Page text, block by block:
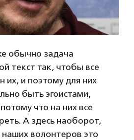
обычно задача
текст так, чтобы все
их, и поэтому для них
быть эгоистами,
что на них все
А здесь наоборот,
наших волонтеров это